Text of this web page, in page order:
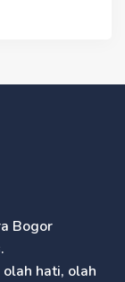
Bogor
hati, olah